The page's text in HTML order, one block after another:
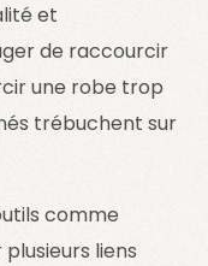
et
de raccourcir
une robe trop
trébuchent sur
comme
liens